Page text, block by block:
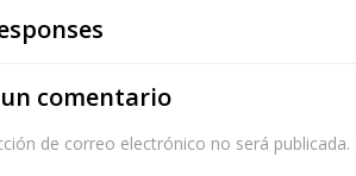
comentario
de correo electrónico no será publicada.